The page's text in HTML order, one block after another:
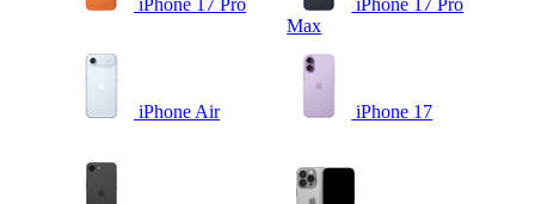
iPhone 17 Pro
iPhone 17 Pro
Max
iPhone Air iPhone 17